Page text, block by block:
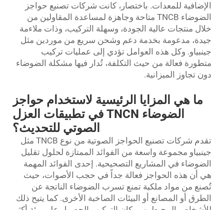
الإضافية للمعدات. باختصار، كانت شركات تصنيع حواجز
الضوضاء TNCB متاحة وجاهزة لمساعدة المقاولين من
خلال منتجات عالية الجودة، وسهلة التركيب، وذات ملاءمة
جيدة، مدعومة بخدمة دعم وشحن سريع من موردين مثل
جينبياو. وكل هذه العوامل تؤدي إلى عمليات تركيب
متطورة فعالة من حيث التكلفة، تُدار فيها مشكلة الضوضاء
دون تجاوز الميزانية.
ما هي المزايا الرئيسية لاستخدام حواجز
الضوضاء TNCN في تطبيقات العزل
الصوتي للتحديث؟
تقدم شركات تصنيع الحواجز الصوتية من نوع TNCB مثل
جينبياو مجموعة واسعة من الفوائد الممتازة لحلول تقليل
الضوضاء في المشاريع التصحيحية. إحدى الفوائد المهمة
هي أن هذه الحواجز فعالة جداً في حجب الأصوات، حيث
تُصنع من مواد ملكية تمنع تسرب الضوضاء الناتجة عن
الطرق أو المصانع أو البيئات الصاخبة الأخرى. كما يتيح ذلك